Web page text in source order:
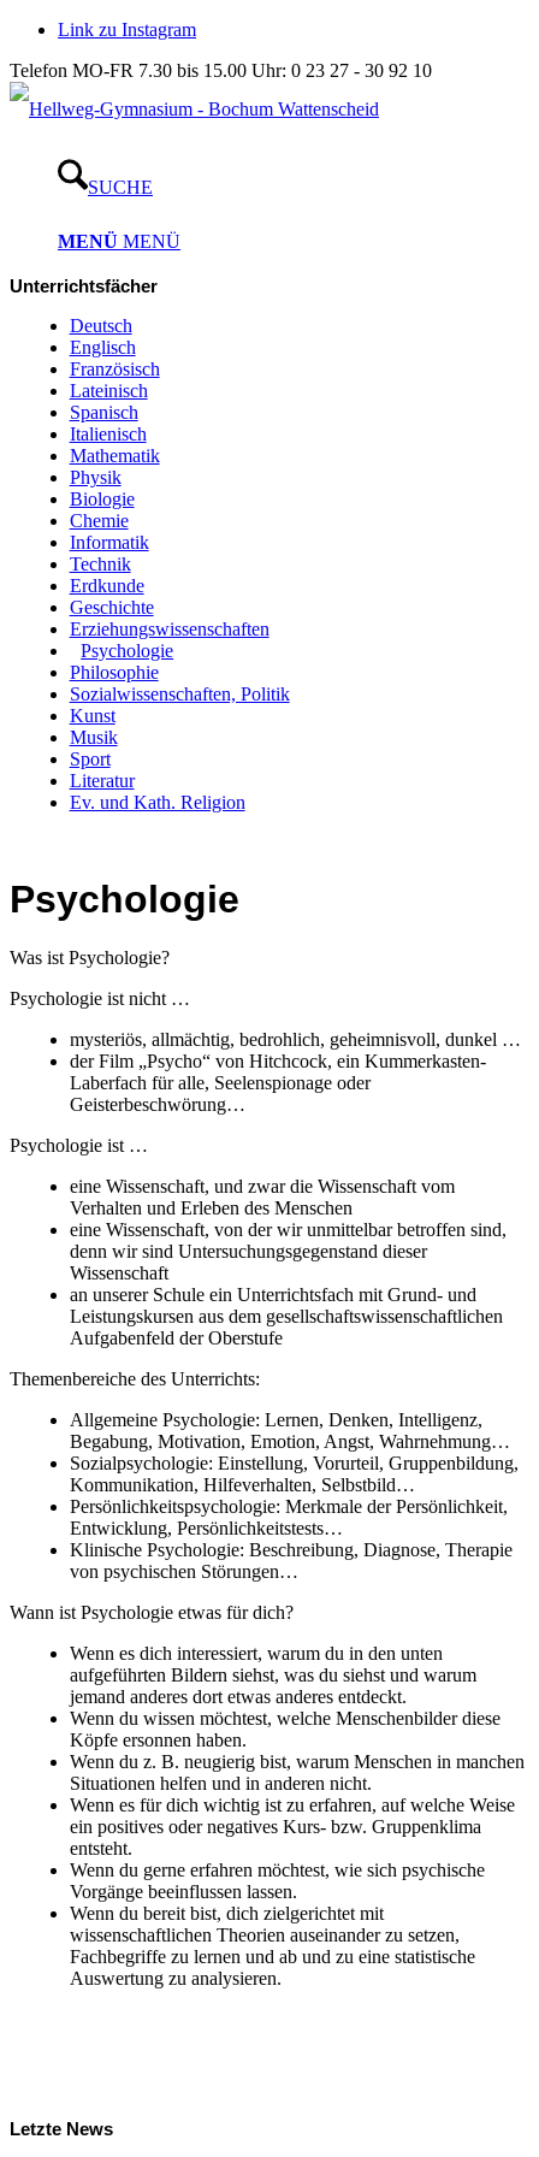
Link zu Instagram
Telefon MO-FR 7.30 bis 15.00 Uhr: 0 23 27 - 30 92 10
SUCHE
MENÜ MENÜ
Unterrichtsfächer
Deutsch
Englisch
Französisch
Lateinisch
Spanisch
Italienisch
Mathematik
Physik
Biologie
Chemie
Informatik
Technik
Erdkunde
Geschichte
Erziehungswissenschaften
Psychologie
Philosophie
Sozialwissenschaften, Politik
Kunst
Musik
Sport
Literatur
Ev. und Kath. Religion
Psychologie
Was ist Psychologie?
Psychologie ist nicht …
mysteriös, allmächtig, bedrohlich, geheimnisvoll, dunkel …
der Film „Psycho“ von Hitchcock, ein Kummerkasten-
Laberfach für alle, Seelenspionage oder
Geisterbeschwörung…
Psychologie ist …
eine Wissenschaft, und zwar die Wissenschaft vom
Verhalten und Erleben des Menschen
eine Wissenschaft, von der wir unmittelbar betroffen sind,
denn wir sind Untersuchungsgegenstand dieser
Wissenschaft
an unserer Schule ein Unterrichtsfach mit Grund- und
Leistungskursen aus dem gesellschaftswissenschaftlichen
Aufgabenfeld der Oberstufe
Themenbereiche des Unterrichts:
Allgemeine Psychologie: Lernen, Denken, Intelligenz,
Begabung, Motivation, Emotion, Angst, Wahrnehmung…
Sozialpsychologie: Einstellung, Vorurteil, Gruppenbildung,
Kommunikation, Hilfeverhalten, Selbstbild…
Persönlichkeitspsychologie: Merkmale der Persönlichkeit,
Entwicklung, Persönlichkeitstests…
Klinische Psychologie: Beschreibung, Diagnose, Therapie
von psychischen Störungen…
Wann ist Psychologie etwas für dich?
Wenn es dich interessiert, warum du in den unten
aufgeführten Bildern siehst, was du siehst und warum
jemand anderes dort etwas anderes entdeckt.
Wenn du wissen möchtest, welche Menschenbilder diese
Köpfe ersonnen haben.
Wenn du z. B. neugierig bist, warum Menschen in manchen
Situationen helfen und in anderen nicht.
Wenn es für dich wichtig ist zu erfahren, auf welche Weise
ein positives oder negatives Kurs- bzw. Gruppenklima
entsteht.
Wenn du gerne erfahren möchtest, wie sich psychische
Vorgänge beeinflussen lassen.
Wenn du bereit bist, dich zielgerichtet mit
wissenschaftlichen Theorien auseinander zu setzen,
Fachbegriffe zu lernen und ab und zu eine statistische
Auswertung zu analysieren.
Letzte News